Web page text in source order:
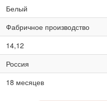
Белый
Фабричное производство
14,12
Россия
18 месяцев